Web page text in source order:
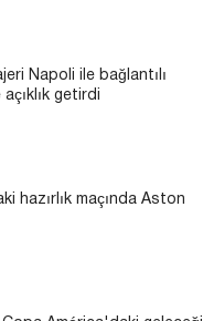
Napoli ile bağlantılı
getirdi
hazırlık maçında Aston